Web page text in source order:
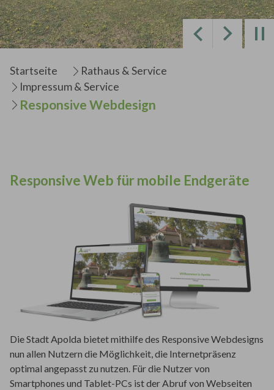
ZurückWeiter
Startseite
Rathaus & Service
Impressum & Service
Responsive Webdesign
Responsive Web für mobile Endgeräte
Die Stadt Apolda bietet mithilfe des Responsive Webdesigns
nun allen Nutzern die Möglichkeit, die Internetpräsenz
optimal angepasst zu nutzen. Für die Nutzer von
Smartphones und Tablet-PCs ist der Abruf von Webseiten